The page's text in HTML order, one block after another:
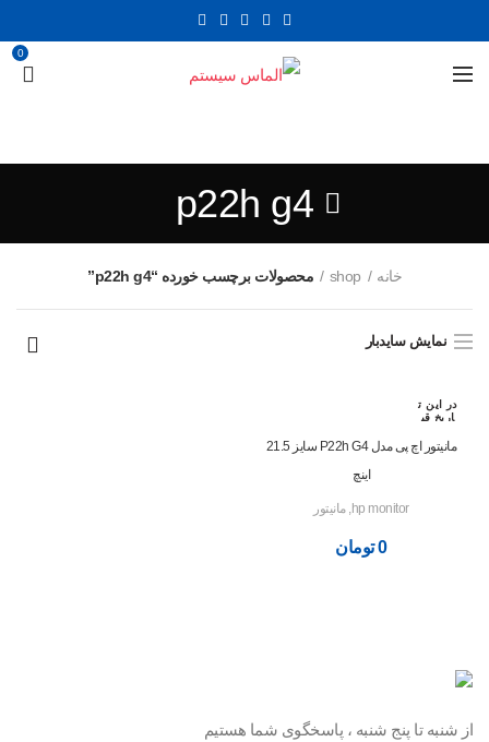
0
p22h g4
خانه shop محصولات برچسب خورده “p22h g4”
نمایش سایدبار
در این ت
اریخ قب
شده اس
ت
مانیتور اچ پی مدل P22h G4 سایز 21.5
اینچ
hp monitor
,مانیتور
0 تومان
از شنبه تا پنج شنبه ، پاسخگوی شما هستیم